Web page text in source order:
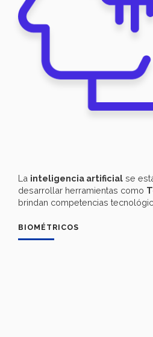
La inteligencia artificial se
desarrollar herramientas como
brindan competencias
BIOMÉTRICOS